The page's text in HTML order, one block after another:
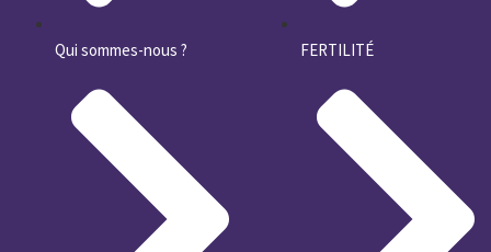
Qui sommes-nous ? FERTILITÉ